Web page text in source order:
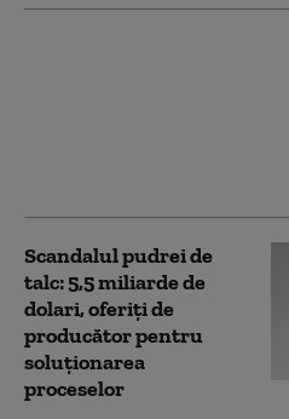
Scandalul pudrei de
talc: 5,5 miliarde de
dolari, oferiți de
producător pentru
soluționarea
proceselor